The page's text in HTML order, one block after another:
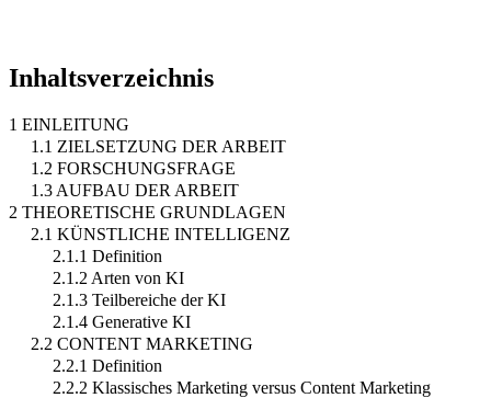
Inhaltsverzeichnis
1 EINLEITUNG
1.1 ZIELSETZUNG DER ARBEIT
1.2 FORSCHUNGSFRAGE
1.3 AUFBAU DER ARBEIT
2 THEORETISCHE GRUNDLAGEN
2.1 KÜNSTLICHE INTELLIGENZ
2.1.1 Definition
2.1.2 Arten von KI
2.1.3 Teilbereiche der KI
2.1.4 Generative KI
2.2 CONTENT MARKETING
2.2.1 Definition
2.2.2 Klassisches Marketing versus Content Marketing